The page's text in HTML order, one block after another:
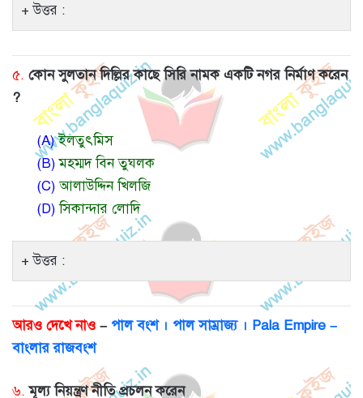
উত্তর :
৫. কোন সুলতান দিল্লির কাছে সিরি নামক একটি নগর নির্মাণ করেন
?
(A)ইলতুৎমিস
(B)মহম্মদ বিন তুঘলক
(C)আলাউদ্দিন খিলজি
(D)সিকান্দার লোদি
উত্তর :
আরও দেখে নাও – পাল বংশ । পাল সাম্রাজ্য । Pala Empire –
বাংলার রাজবংশ
৬. মূল্য নিয়ন্ত্রণ নীতি প্রচলন করেন